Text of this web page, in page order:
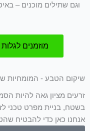
וגם שתילים מוכנים –
מוזמנים
שיקום הטבע - המומחיות
זרעים מציון גאה להיות
בשטח, בניית מפרט טכני
אנחנו כאן כדי להבטיח